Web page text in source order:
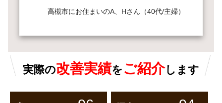
高槻市にお住まいのA、Hさん（40代/主婦）
実際の改善実績を ご紹介します